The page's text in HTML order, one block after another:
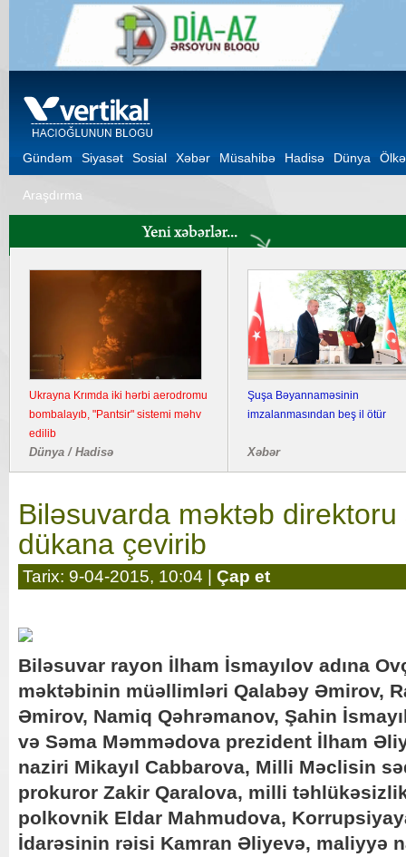
Gündəm Siyasət Sosial Xəbər Müsahibə Hadisə Dünya Ölkə
Araşdırma
Ukrayna Krımda iki hərbi aerodromu
bombalayıb, "Pantsir" sistemi məhv
edilib
Dünya / Hadisə
Şuşa Bəyannaməsinin
imzalanmasından beş il ötür
Xəbər
Biləsuvarda məktəb direktoru
dükana çevirib
Tarix: 9-04-2015, 10:04 | Çap et
Biləsuvar rayon İlham İsmayılov adına
məktəbinin müəllimləri Qalabəy Əmirov,
Əmirov, Namiq Qəhrəmanov, Şahin
və Səma Məmmədova prezident İlham
naziri Mikayıl Cabbarova, Milli Məclisin
prokuror Zakir Qaralova, milli
polkovnik Eldar Mahmudova,
İdarəsinin rəisi Kamran Əliyevə, maliyyə